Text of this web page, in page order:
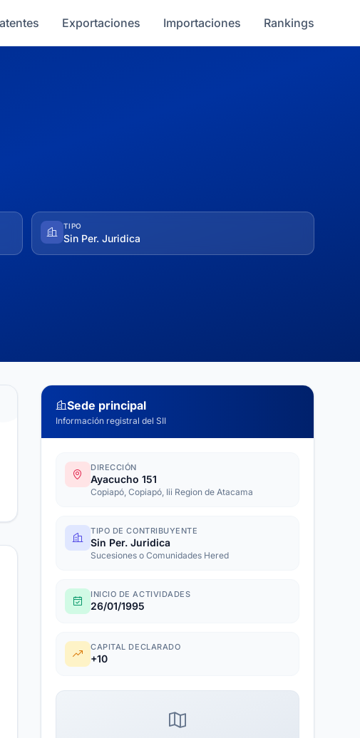
Exportaciones Importaciones Rankings
TIPO
Sin Per. Juridica
Sede principal
Información registral del SII
DIRECCIÓN
Ayacucho 151
Copiapó, Copiapó, Iii Region de Atacama
TIPO DE CONTRIBUYENTE
Sin Per. Juridica
Sucesiones o Comunidades Hered
INICIO DE ACTIVIDADES
26/01/1995
CAPITAL DECLARADO
+10